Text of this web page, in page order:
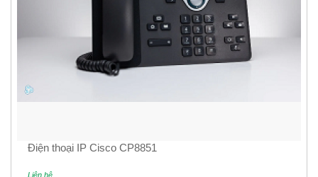
Điện thoại IP Cisco CP8851
Liên hệ